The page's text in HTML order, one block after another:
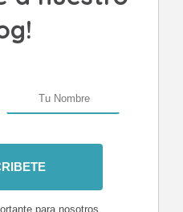
para nosotros.